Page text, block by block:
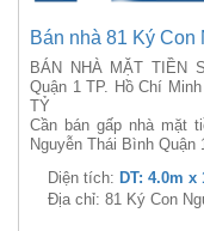
Bán nhà 81 Ký Con
BÁN NHÀ MẶT TIỀN
Quận 1 TP. Hồ Chí
TỶ
Cần bán gấp nhà mặt
Nguyễn Thái Bình Quận
Diện tích: DT: 4.0m
Địa chỉ: 81 Ký Con